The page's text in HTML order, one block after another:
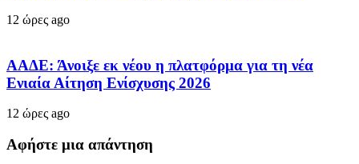
12 ώρες ago
ΑΑΔΕ: Άνοιξε εκ νέου η πλατφόρμα για τη νέα
Ενιαία Αίτηση Ενίσχυσης 2026
12 ώρες ago
Αφήστε μια απάντηση